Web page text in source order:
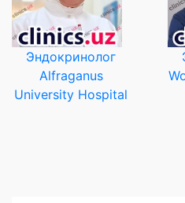
Эндокринолог
Alfraganus
University Hospital